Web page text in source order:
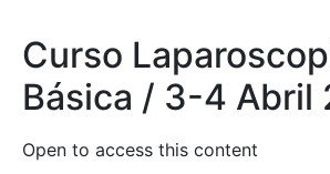
Curso
Básica / 3-4 Abril
Open to access this content